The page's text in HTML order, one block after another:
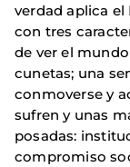
verdad aplica el
con tres
de ver el
cunetas; una
conmoverse y
sufren y unas
posadas:
compromiso